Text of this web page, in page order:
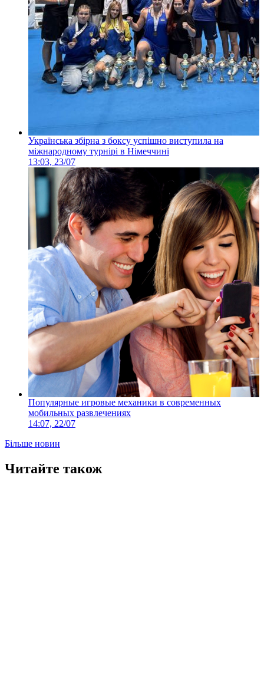
Українська збірна з боксу успішно виступила на
міжнародному турнірі в Німеччині
13:03, 23/07
Популярные игровые механики в современных
мобильных развлечениях
14:07, 22/07
Більше новин
Читайте також